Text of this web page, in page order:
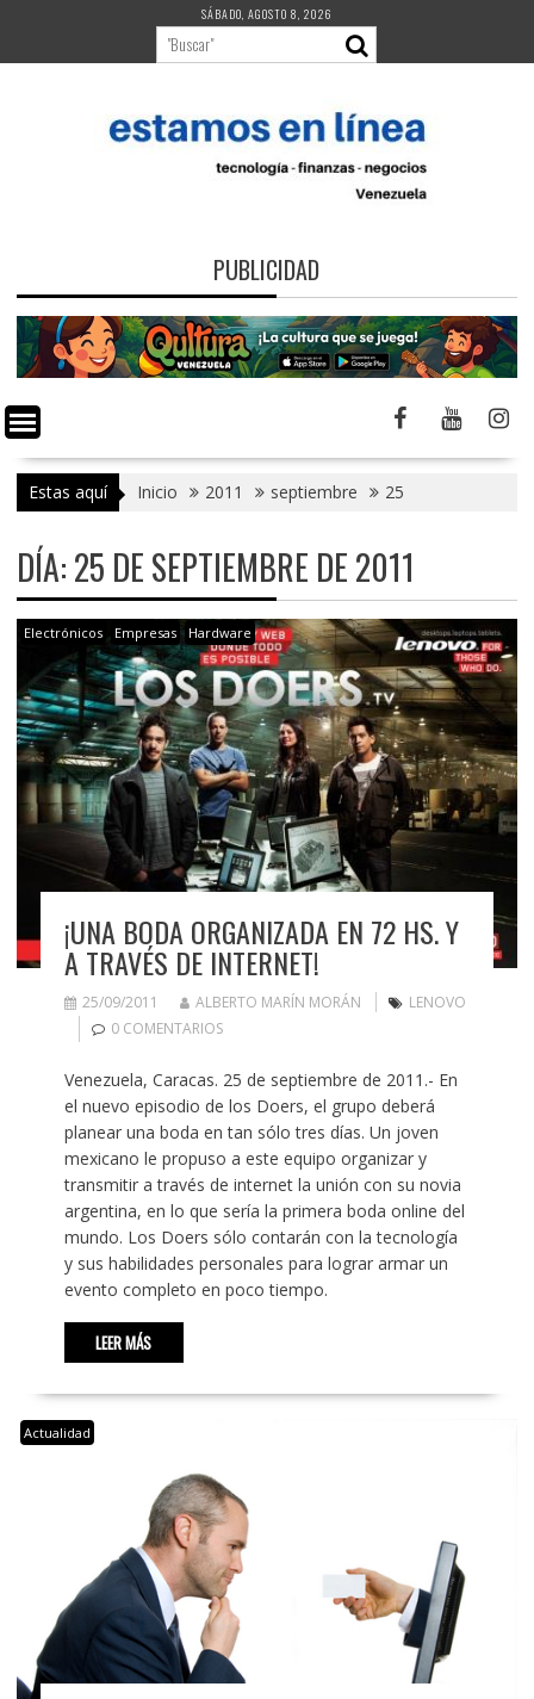
contenido
SÁBADO, AGOSTO 8, 2026
PUBLICIDAD
Estas aquí Inicio 2011 septiembre 25
DÍA:25 DE SEPTIEMBRE DE 2011
Electrónicos Empresas Hardware
¡UNA BODA ORGANIZADA EN 72 HS. Y
A TRAVÉS DE INTERNET!
25/09/2011 ALBERTO MARÍN MORÁN
LENOVO
0 COMENTARIOS
Venezuela, Caracas. 25 de septiembre de 2011.- En
el nuevo episodio de los Doers, el grupo deberá
planear una boda en tan sólo tres días. Un joven
mexicano le propuso a este equipo organizar y
transmitir a través de internet la unión con su novia
argentina, en lo que sería la primera boda online del
mundo. Los Doers sólo contarán con la tecnología
y sus habilidades personales para lograr armar un
evento completo en poco tiempo.
LEER MÁS
Actualidad